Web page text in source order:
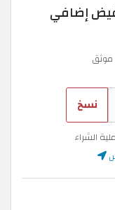
بالانس 2026 | تخفيض إضافي
نسخ
الشراء